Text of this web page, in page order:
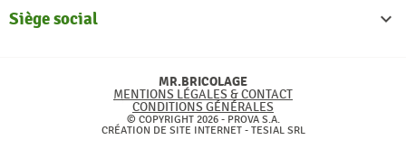
Siège social

MR.BRICOLAGE
MENTIONS LÉGALES & CONTACT
CONDITIONS GÉNÉRALES
© COPYRIGHT 2026 - PROVA S.A.
CRÉATION DE SITE INTERNET - TESIAL SRL